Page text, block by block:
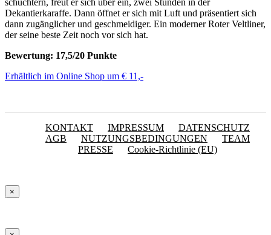
Dekantierkaraffe. Dann öffnet er sich mit Luft und präsentiert sich
dann zugänglicher und geschmeidiger. Ein moderner Roter Veltliner,
der seine beste Zeit noch vor sich hat.
Bewertung: 17,5/20 Punkte
Erhältlich im Online Shop um € 11,-
KONTAKT IMPRESSUM
DATENSCHUTZ
AGB
NUTZUNGSBEDINGUNGEN
TEAM
PRESSE
Cookie-Richtlinie (EU)
×